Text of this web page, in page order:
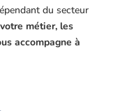
du secteur
métier, les
accompagne à